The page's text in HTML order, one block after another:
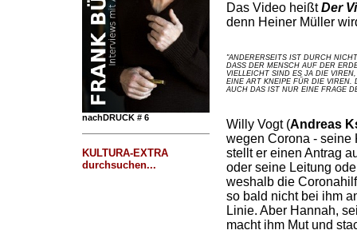
nachDRUCK # 6
KULTURA-EXTRA
durchsuchen...
Das Video heißtDer
denn Heiner Müller
"ANDERERSEITS IST DURCH
DASS DER MENSCH AUF DER
VIELLEICHT SIND ES JA DIE
EINE ART KNEIPE FÜR DIE VIREN.
AUCH DAS IST NUR EINE FRAGE
Willy Vogt (Andreas
wegen Corona - seine
stellt er einen Antrag
oder seine Leitung
weshalb die
so bald nicht bei ihm
Linie. Aber Hannah,
macht ihm Mut und